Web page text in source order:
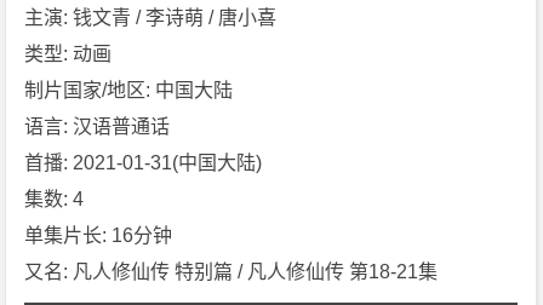
1
主演: 钱文青 / 李诗萌 / 唐小喜
类型: 动画
制片国家/地区: 中国大陆
语言: 汉语普通话
首播: 2021-01-31(中国大陆)
集数: 4
单集片长: 16分钟
又名: 凡人修仙传 特别篇 / 凡人修仙传 第18-21集